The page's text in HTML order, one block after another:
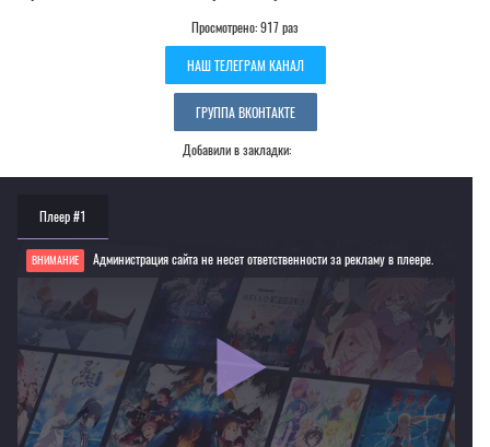
Просмотрено: 917 раз
НАШ ТЕЛЕГРАМ КАНАЛ
ГРУППА ВКОНТАКТЕ
Добавили в закладки:
Плеер #1
ВНИМАНИЕ Администрация сайта не несет ответственности за рекламу в плеере.
Если видео не работает, обновите страницу или выберите другой плеер!
Для просмотра некоторых аниме необходимо установить VPN
Текущее воспроизведение：Карточные бои Авангарда: Замещение [ТВ-2]